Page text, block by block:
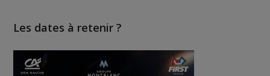
Les dates à retenir ?